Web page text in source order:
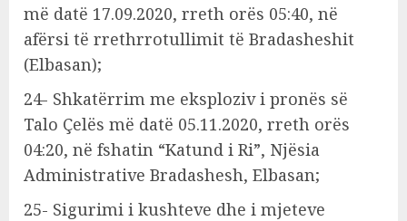
më datë 17.09.2020, rreth orës 05:40, në
afërsi të rrethrrotullimit të Bradasheshit
(Elbasan);
24- Shkatërrim me eksploziv i pronës së
Talo Çelës më datë 05.11.2020, rreth orës
04:20, në fshatin “Katund i Ri”, Njësia
Administrative Bradashesh, Elbasan;
25- Sigurimi i kushteve dhe i mjeteve